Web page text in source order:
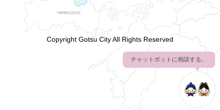
Copyright Gotsu City All Rights Reserved
チャットボットに相談する。